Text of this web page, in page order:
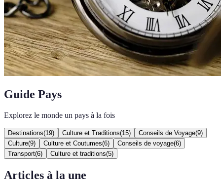
Guide Pays
Explorez le monde un pays à la fois
Destinations(19) Culture et Traditions(15) Conseils de Voyage(9)
Culture(9) Culture et Coutumes(6) Conseils de voyage(6)
Transport(6) Culture et traditions(5)
Articles à la une